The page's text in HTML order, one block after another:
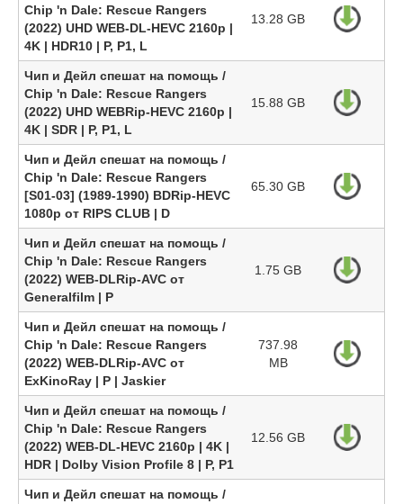
Chip 'n Dale: Rescue Rangers
(2022) UHD WEB-DL-HEVC 2160p |
4K | HDR10 | P, P1, L
13.28 GB
Чип и Дейл спешат на помощь /
Chip 'n Dale: Rescue Rangers
(2022) UHD WEBRip-HEVC 2160p |
4K | SDR | P, P1, L
15.88 GB
Чип и Дейл спешат на помощь /
Chip 'n Dale: Rescue Rangers
[S01-03] (1989-1990) BDRip-HEVC
1080p от RIPS CLUB | D
65.30 GB
Чип и Дейл спешат на помощь /
Chip 'n Dale: Rescue Rangers
(2022) WEB-DLRip-AVC от
Generalfilm | P
1.75 GB
Чип и Дейл спешат на помощь /
Chip 'n Dale: Rescue Rangers
(2022) WEB-DLRip-AVC от
ExKinoRay | P | Jaskier
737.98
MB
Чип и Дейл спешат на помощь /
Chip 'n Dale: Rescue Rangers
(2022) WEB-DL-HEVC 2160p | 4K |
HDR | Dolby Vision Profile 8 | P, P1
12.56 GB
Чип и Дейл спешат на помощь /